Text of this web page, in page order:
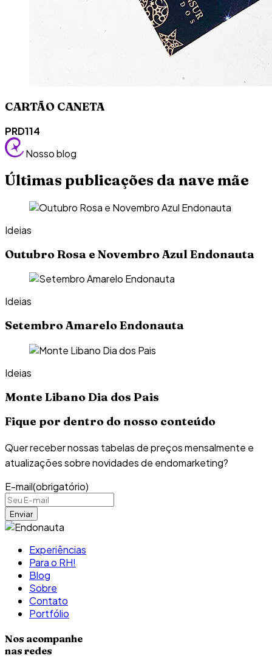
CARTÃO CANETA
PRD114
Nosso blog
Últimas publicações da nave mãe
Ideias
Outubro Rosa e Novembro Azul Endonauta
Ideias
Setembro Amarelo Endonauta
Ideias
Monte Libano Dia dos Pais
Fique por dentro do nosso conteúdo
Quer receber nossas tabelas de preços mensalmente e
atualizações sobre novidades de endomarketing?
E-mail(obrigatório)
Experiências
Para o RH!
Blog
Sobre
Contato
Portfólio
Nos acompanhe
nas redes